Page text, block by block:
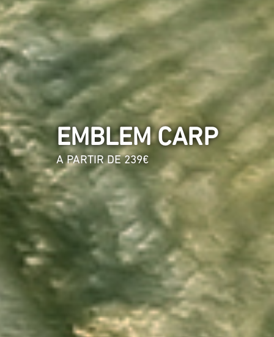
EMBLEM CARP
A PARTIR DE 239€